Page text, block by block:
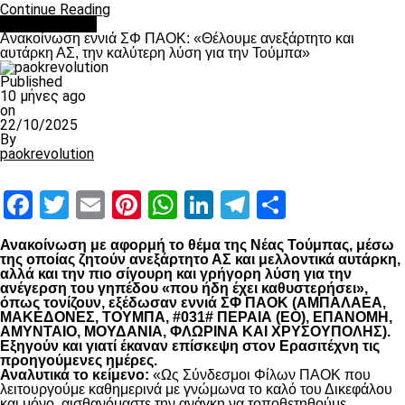
Continue Reading
Ανακοίνωση εννιά ΣΦ ΠΑΟΚ: «Θέλουμε ανεξάρτητο και
αυτάρκη ΑΣ, την καλύτερη λύση για την Τούμπα»
Published
10 μήνες ago
on
22/10/2025
By
paokrevolution
Facebook
Twitter
EmailPinterest
WhatsApp
LinkedIn
Telegram
Ανακοίνωση με αφορμή το θέμα της Νέας Τούμπας, μέσω
της οποίας ζητούν ανεξάρτητο ΑΣ και μελλοντικά αυτάρκη,
αλλά και την πιο σίγουρη και γρήγορη λύση για την
ανέγερση του γηπέδου «που ήδη έχει καθυστερήσει»,
όπως τονίζουν, εξέδωσαν εννιά ΣΦ ΠΑΟΚ (ΑΜΠΑΛΑΕΑ,
ΜΑΚΕΔΟΝΕΣ, ΤΟΥΜΠΑ, #031# ΠΕΡΑΙΑ (ΕΟ), ΕΠΑΝΟΜΗ,
ΑΜΥΝΤΑΙΟ, ΜΟΥΔΑΝΙΑ, ΦΛΩΡΙΝΑ ΚΑΙ ΧΡΥΣΟΥΠΟΛΗΣ).
Εξηγούν και γιατί έκαναν επίσκεψη στον Ερασιτέχνη τις
προηγούμενες ημέρες.
Αναλυτικά το κείμενο: «Ως Σύνδεσμοι Φίλων ΠΑΟΚ που
λειτουργούμε καθημερινά με γνώμωνα το καλό του Δικεφάλου